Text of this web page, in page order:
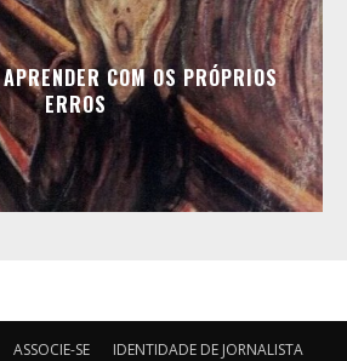
COM OS PRÓPRIOS
ERROS
ASSOCIE-SE IDENTIDADE DE JORNALISTA